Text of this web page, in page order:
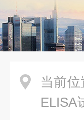
当前位
ELISA